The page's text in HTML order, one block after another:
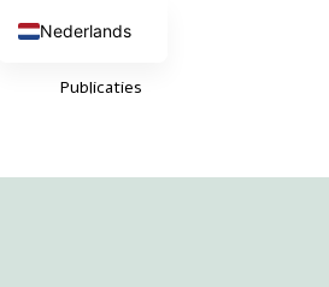
Publicaties
Nederlands
Deutsch